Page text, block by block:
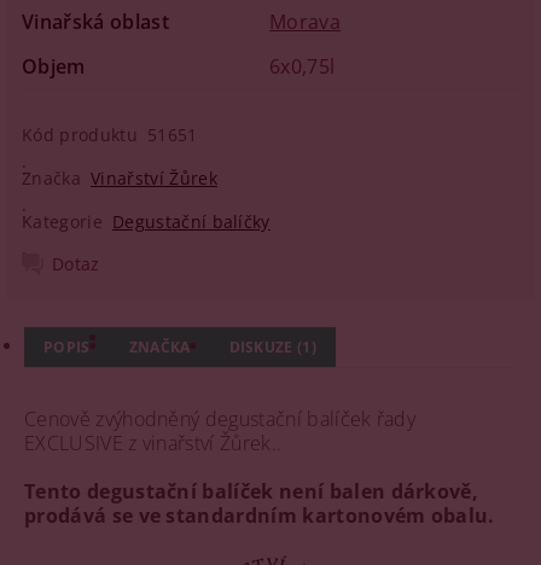
Vinařská oblast
Morava
Objem
6x0,75l
Kód produktu 51651
Značka Vinařství Žůrek
Kategorie Degustační balíčky
Dotaz
POPIS ZNAČKA DISKUZE (1)
Cenově zvýhodněný degustační balíček řady
EXCLUSIVE z vinařství Žůrek..
Tento degustační balíček není balen dárkově,
prodává se ve standardním kartonovém obalu.